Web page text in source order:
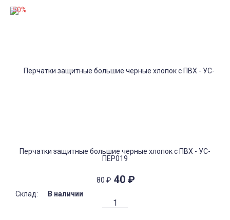
Перчатки защитные большие черные хлопок с ПВХ - УС-
ПЕР019
80 ₽ 40 ₽
Склад: В наличии
-50%